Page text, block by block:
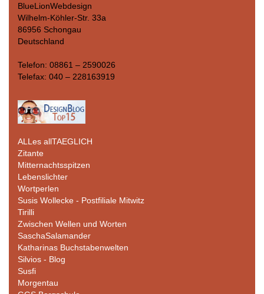
BlueLionWebdesign
Wilhelm-Köhler-Str. 33a
86956 Schongau
Deutschland
Telefon: 08861 – 2590026
Telefax: 040 – 228163919
ALLes allTAEGLICH
Zitante
Mitternachtsspitzen
Lebenslichter
Wortperlen
Susis Wollecke - Postfiliale Mitwitz
Tirilli
Zwischen Wellen und Worten
SaschaSalamander
Katharinas Buchstabenwelten
Silvios - Blog
Susfi
Morgentau